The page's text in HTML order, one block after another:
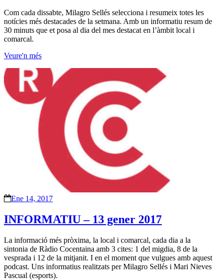
Com cada dissabte, Milagro Sellés selecciona i resumeix totes les
notícies més destacades de la setmana. Amb un informatiu resum de
30 minuts que et posa al dia del mes destacat en l’àmbit local i
comarcal.
Veure'n més
Ene 14, 2017
INFORMATIU – 13 gener 2017
La informació més pròxima, la local i comarcal, cada dia a la
sintonia de Ràdio Cocentaina amb 3 cites: 1 del migdia, 8 de la
vesprada i 12 de la mitjanit. I en el moment que vulgues amb aquest
podcast. Uns informatius realitzats per Milagro Sellés i Mari Nieves
Pascual (esports).